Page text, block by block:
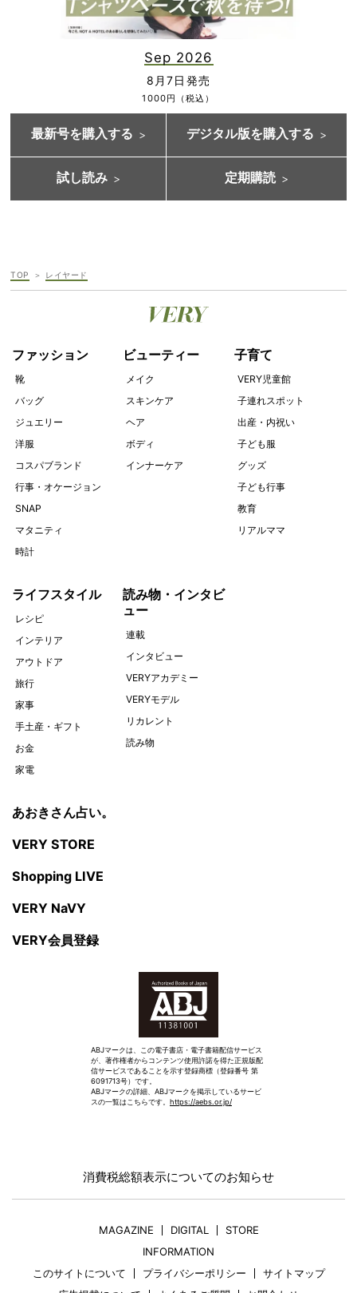
Sep 2026
8月7日発売
1000円（税込）
最新号を購入する デジタル版を購入する
試し読み 定期購読
TOP レイヤード
ファッション
靴
バッグ
ジュエリー
洋服
コスパブランド
行事・オケージョン
SNAP
マタニティ
時計
ビューティー
メイク
スキンケア
ヘア
ボディ
インナーケア
子育て
VERY児童館
子連れスポット
出産・内祝い
子ども服
グッズ
子ども行事
教育
リアルママ
ライフスタイル
レシピ
インテリア
アウトドア
旅行
家事
手土産・ギフト
お金
家電
読み物・インタビ
ュー
連載
インタビュー
VERYアカデミー
VERYモデル
リカレント
読み物
あおきさん占い。
VERY STORE
Shopping LIVE
VERY NaVY
VERY会員登録
ABJマークは、この電子書店・電子書籍配信サービス
が、著作権者からコンテンツ使用許諾を得た正規版配
信サービスであることを示す登録商標（登録番号 第
6091713号）です。
ABJマークの詳細、ABJマークを掲示しているサービ
スの一覧はこちらです。 https://aebs.or.jp/
消費税総額表示についてのお知らせ
MAGAZINE DIGITAL
STORE
INFORMATION
このサイトについて
プライバシーポリシー
サイトマップ